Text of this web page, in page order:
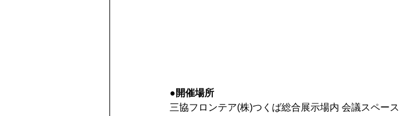
●開催場所
三協フロンテア(株)つくば総合展示場内 会議スペース